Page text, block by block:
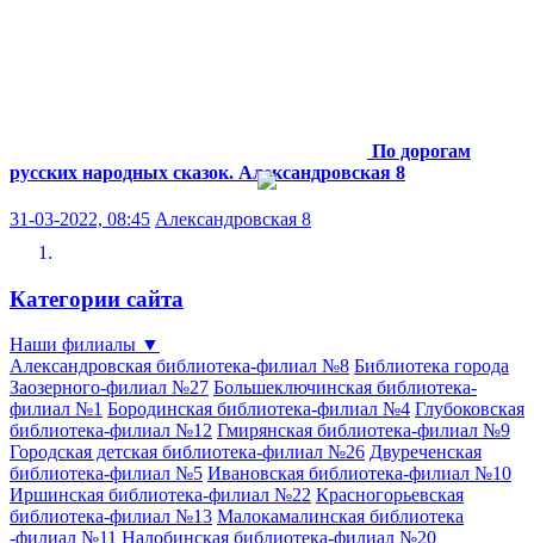
По дорогам
русских народных сказок. Александровская 8
31-03-2022, 08:45 Александровская 8
Категории сайта
Наши филиалы ▼
Александровская библиотека-филиал №8 Библиотека города
Заозерного-филиал №27 Большеключинская библиотека-
филиал №1 Бородинская библиотека-филиал №4 Глубоковская
библиотека-филиал №12 Гмирянская библиотека-филиал №9
Городская детская библиотека-филиал №26 Двуреченская
библиотека-филиал №5 Ивановская библиотека-филиал №10
Иршинская библиотека-филиал №22 Красногорьевская
библиотека-филиал №13 Малокамалинская библиотека
-филиал №11 Налобинская библиотека-филиал №20